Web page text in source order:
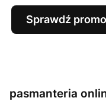
Sprawdź
pasmanteria